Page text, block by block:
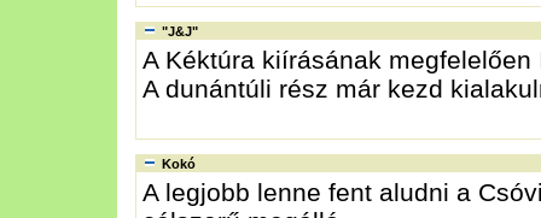
"J&J"
A Kéktúra kiírásának
A dunántúli rész már kezd
Kokó
A legjobb lenne fent aludni a